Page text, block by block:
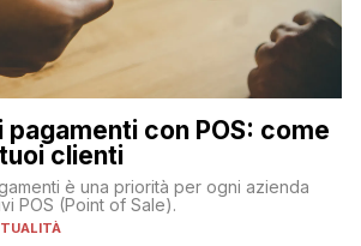
pagamenti con POS: come
clienti
è una priorità per ogni azienda
POS (Point of Sale).